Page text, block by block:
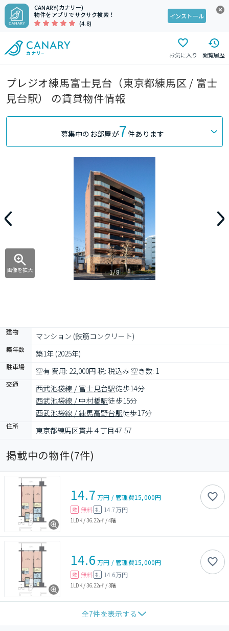
CANARY(カナリー)
物件をアプリでサクサク検索！
(4.8)
インストール
お気に入り 閲覧履歴
プレジオ練馬富士見台（東京都練馬区 / 富士
見台駅） の賃貸物件情報
募集中のお部屋が7件あります
画像を拡大 1/8
建物 マンション (鉄筋コンクリート)
築年数 築1年 (2025年)
駐車場 空有 費用: 22,000円 税: 税込み 空き数: 1
交通 西武池袋線 / 富士見台駅徒歩14分
西武池袋線 / 中村橋駅徒歩15分
西武池袋線 / 練馬高野台駅徒歩17分
住所 東京都練馬区貫井４丁目47-57
掲載中の物件(7件)
14.7 万円 /管理費15,000円
敷 無料 礼 14.7万円
1LDK/36.22㎡ /4階
14.6 万円 /管理費15,000円
敷 無料 礼 14.6万円
1LDK/36.22㎡ /3階
全7件を表示する